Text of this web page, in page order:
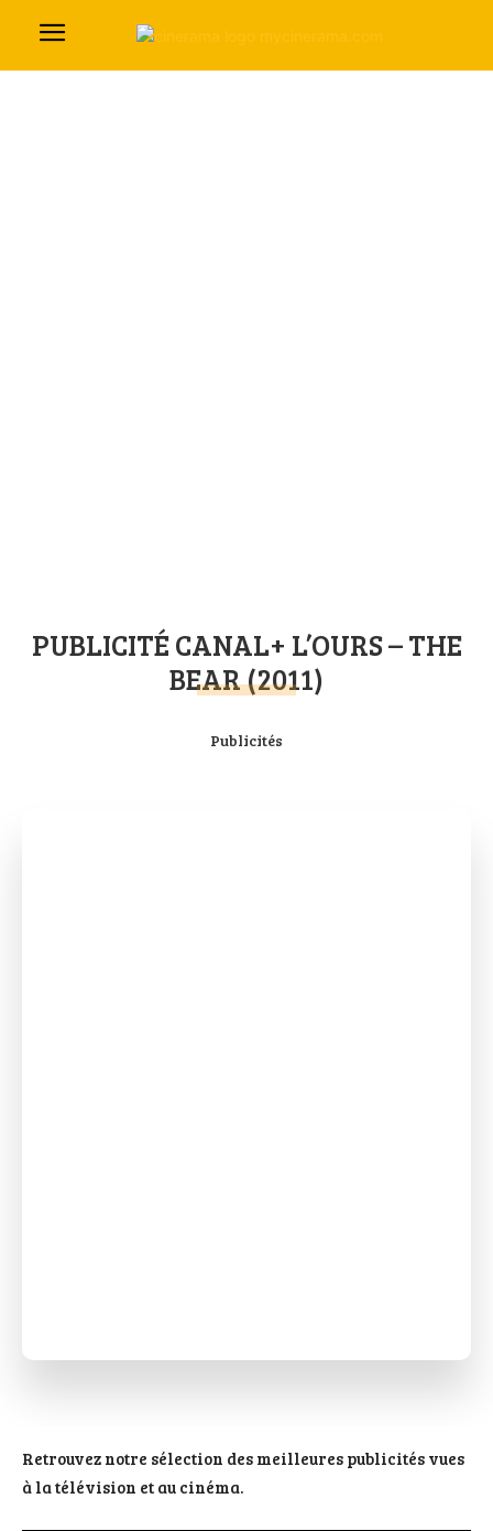
PUBLICITÉ CANAL+ L’OURS – THE
BEAR (2011)
Publicités
Retrouvez notre sélection des meilleures publicités vues
à la télévision et au cinéma.